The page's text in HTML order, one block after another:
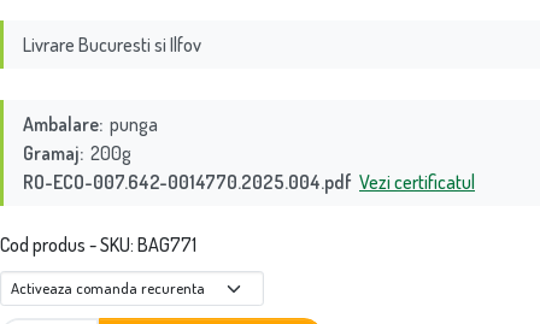
Livrare Bucuresti si Ilfov
Ambalare: punga
Gramaj: 200g
RO-ECO-007.642-0014770.2025.004.pdf Vezi certificatul
Cod produs - SKU BAG771